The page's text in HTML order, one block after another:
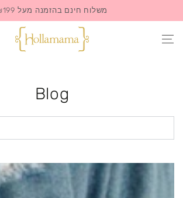
משלוח חינם בהזמנה מעל ₪199
Blog